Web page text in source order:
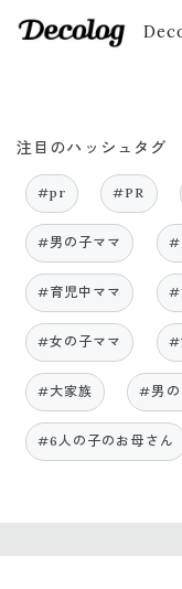
注目のハッシュタグ
#pr #PR
#男の子ママ #
#育児中ママ #
#女の子ママ #
#大家族 #男の
#6人の子のお母さん